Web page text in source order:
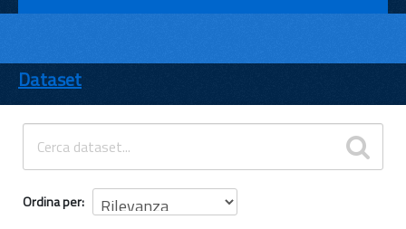
ENTI
TEMI
INFORMAZIONI
Dataset
Ordina per